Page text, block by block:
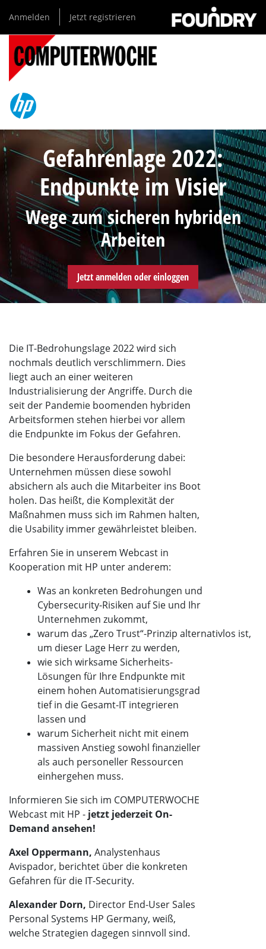
zum
Inhalt
Anmelden Jetzt registrieren
Gefahrenlage 2022:
Endpunkte im Visier
Wege zum sicheren hybriden
Arbeiten
Jetzt anmelden oder einloggen
Die IT-Bedrohungslage 2022 wird sich
nochmals deutlich verschlimmern. Dies
liegt auch an einer weiteren
Industrialisierung der Angriffe. Durch die
seit der Pandemie boomenden hybriden
Arbeitsformen stehen hierbei vor allem
die Endpunkte im Fokus der Gefahren.
Die besondere Herausforderung dabei:
Unternehmen müssen diese sowohl
absichern als auch die Mitarbeiter ins Boot
holen. Das heißt, die Komplexität der
Maßnahmen muss sich im Rahmen halten,
die Usability immer gewährleistet bleiben.
Erfahren Sie in unserem Webcast in
Kooperation mit HP unter anderem:
Was an konkreten Bedrohungen und
Cybersecurity-Risiken auf Sie und Ihr
Unternehmen zukommt,
warum das „Zero Trust“-Prinzip alternativlos ist,
um dieser Lage Herr zu werden,
wie sich wirksame Sicherheits-
Lösungen für Ihre Endpunkte mit
einem hohen Automatisierungsgrad
tief in die Gesamt-IT integrieren
lassen und
warum Sicherheit nicht mit einem
massiven Anstieg sowohl finanzieller
als auch personeller Ressourcen
einhergehen muss.
Informieren Sie sich im COMPUTERWOCHE
Webcast mit HP - jetzt jederzeit On-
Demand ansehen!
Axel Oppermann, Analystenhaus
Avispador, berichtet über die konkreten
Gefahren für die IT-Security.
Alexander Dorn, Director End-User Sales
Personal Systems HP Germany, weiß,
welche Strategien dagegen sinnvoll sind.